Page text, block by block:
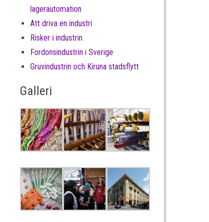
lagerautomation
Att driva en industri
Risker i industrin
Fordonsindustrin i Sverige
Gruvindustrin och Kiruna stadsflytt
Galleri